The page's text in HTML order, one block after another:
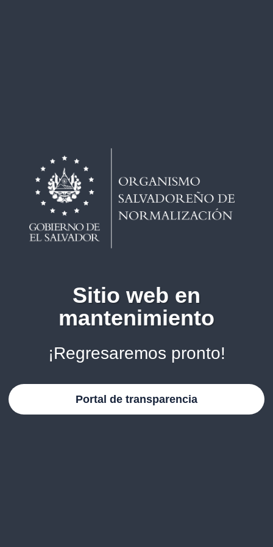
Sitio web en
mantenimiento
¡Regresaremos pronto!
Portal de transparencia